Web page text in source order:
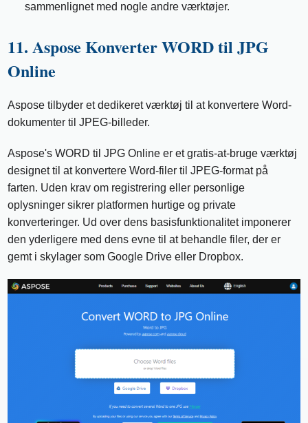
sammenlignet med nogle andre værktøjer.
11. Aspose Konverter WORD til JPG
Online
Aspose tilbyder et dedikeret værktøj til at konvertere Word-
dokumenter til JPEG-billeder.
Aspose's WORD til JPG Online er et gratis-at-bruge værktøj
designet til at konvertere Word-filer til JPEG-format på
farten. Uden krav om registrering eller personlige
oplysninger sikrer platformen hurtige og private
konverteringer. Ud over dens basisfunktionalitet imponerer
den yderligere med dens evne til at behandle filer, der er
gemt i skylager som Google Drive eller Dropbox.